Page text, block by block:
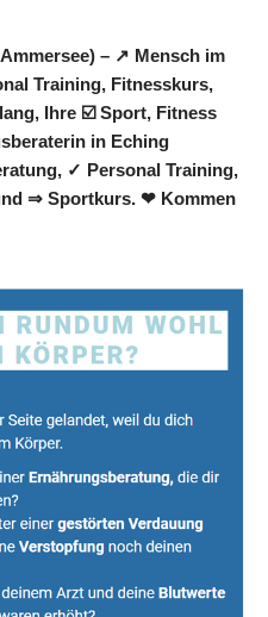
– ↗️ Mensch im
Training, Fitnesskurs,
Ihre ☑️ Sport, Fitness
in Eching
✓ Personal Training,
⇒ Sportkurs. ❤ Kommen